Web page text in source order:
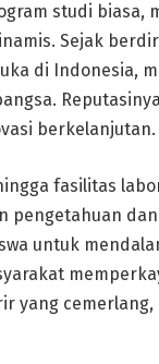
studi biasa,
Sejak
di Indonesia,
berkelanjutan.
fasilitas
pengetahuan
untuk
yang